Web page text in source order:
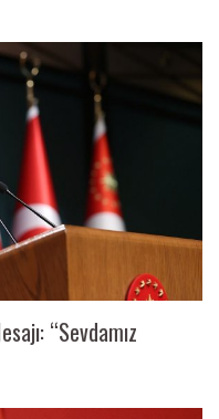
“Sevdamız